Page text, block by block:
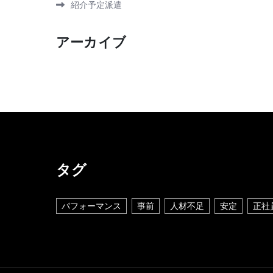
紹介予定派遣
アーカイブ
タグ
パフォーマンス 事前 人材不足 安定 正社